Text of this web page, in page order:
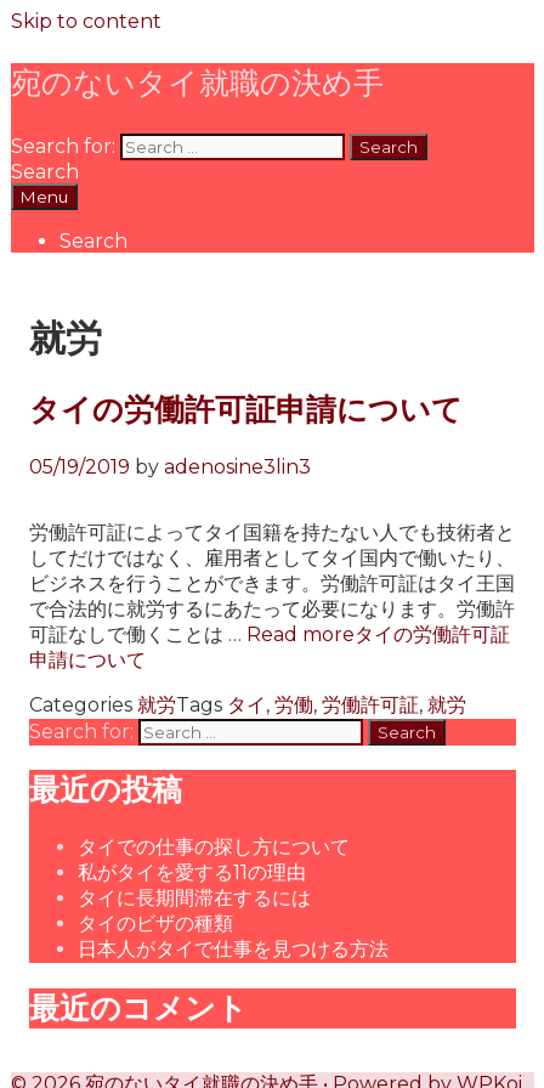
Skip to content
宛のないタイ就職の決め手
Search for:
Search
Menu
Search
就労
タイの労働許可証申請について
05/19/2019 by adenosine3lin3
労働許可証によってタイ国籍を持たない人でも技術者と
してだけではなく、雇用者としてタイ国内で働いたり、
ビジネスを行うことができます。労働許可証はタイ王国
で合法的に就労するにあたって必要になります。労働許
可証なしで働くことは … Read moreタイの労働許可証
申請について
Categories 就労Tags タイ , 労働, 労働許可証, 就労
Search for:
最近の投稿
タイでの仕事の探し方について
私がタイを愛する11の理由
タイに長期間滞在するには
タイのビザの種類
日本人がタイで仕事を見つける方法
最近のコメント
© 2026 宛のないタイ就職の決め手 • Powered by WPKoi